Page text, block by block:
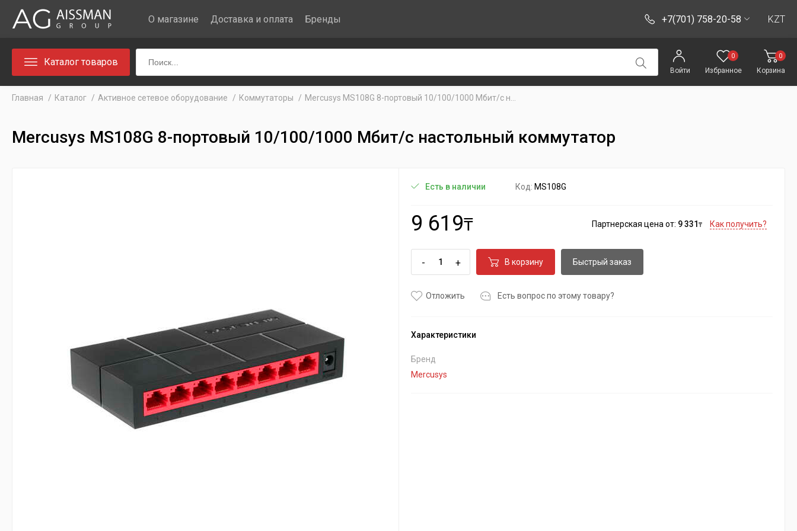
О магазине Доставка и оплата Бренды +7(701) 758-20-58 KZT
Каталог товаров
Войти
0
Избранное
0
Корзина
Главная Каталог Активное сетевое оборудование Коммутаторы Mercusys MS108G 8-портовый 10/100/1000 Мбит/с н...
Mercusys MS108G 8-портовый 10/100/1000 Мбит/с настольный коммутатор
Есть в наличии Код: MS108G
9 619₸ Партнерская цена от: 9 331₸ Как получить?
- + В корзину Быстрый заказ
Отложить Есть вопрос по этому товару?
Характеристики
Бренд
Mercusys